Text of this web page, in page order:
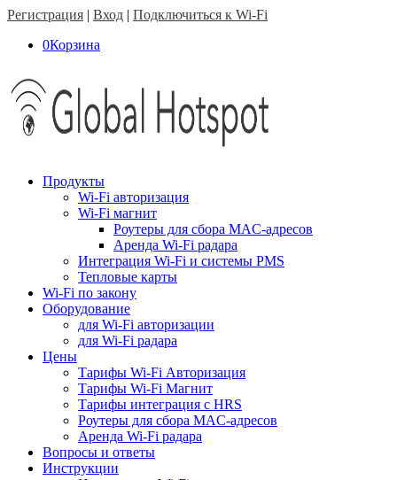
Регистрация | Вход | Подключиться к Wi-Fi
0Корзина
Продукты
Wi-Fi авторизация
Wi-Fi магнит
Роутеры для сбора MAC-адресов
Аренда Wi-Fi радара
Интеграция Wi-Fi и системы PMS
Тепловые карты
Wi-Fi по закону
Оборудование
для Wi-Fi авторизации
для Wi-Fi радара
Цены
Тарифы Wi-Fi Авторизация
Тарифы Wi-Fi Магнит
Тарифы интеграция с HRS
Роутеры для сбора MAC-адресов
Аренда Wi-Fi радара
Вопросы и ответы
Инструкции